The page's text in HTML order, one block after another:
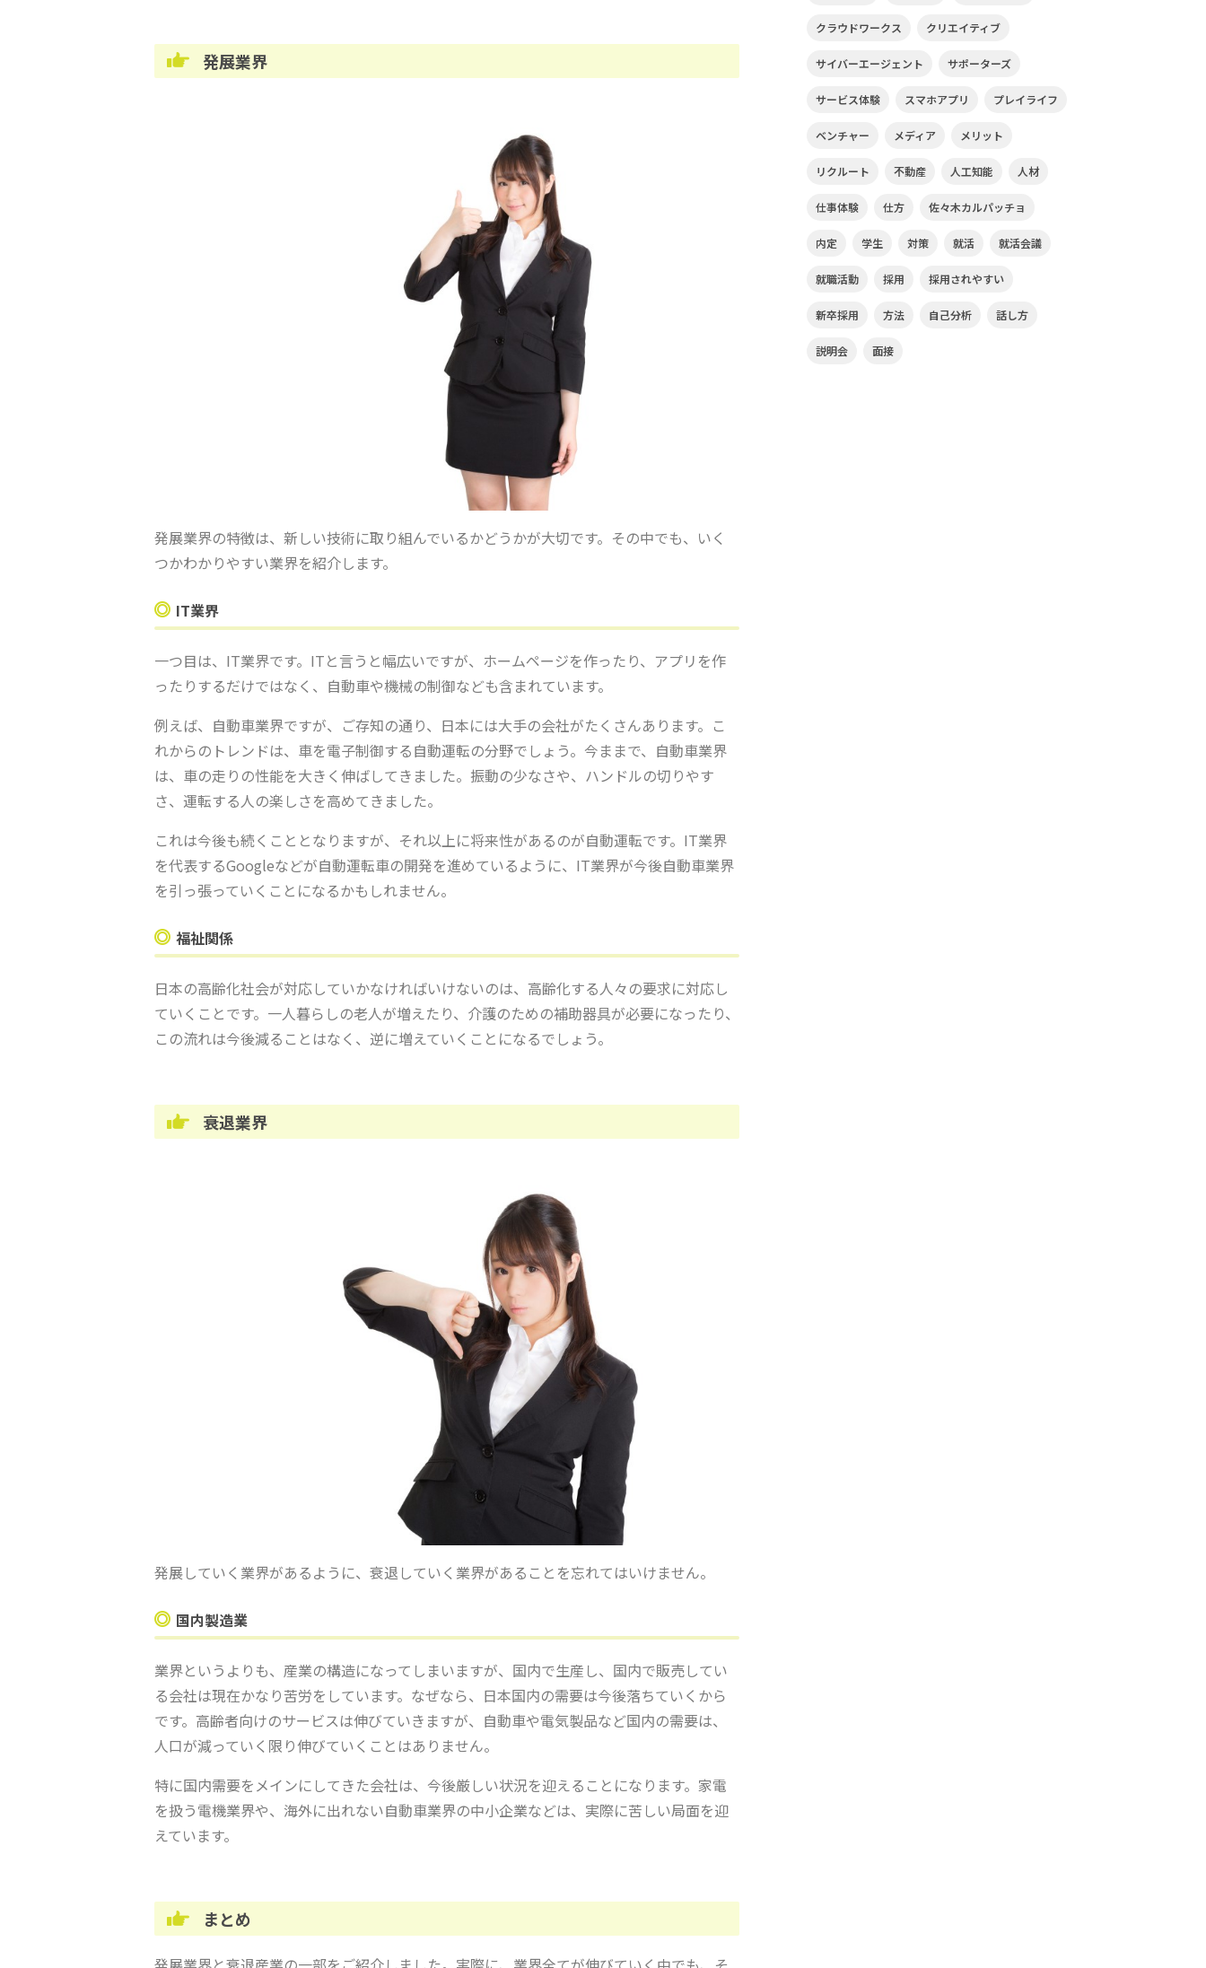
発展業界
発展業界の特徴は、新しい技術に取り組んでいるかどうかが大切です。その中でも、いく
つかわかりやすい業界を紹介します。
IT業界
一つ目は、IT業界です。ITと言うと幅広いですが、ホームページを作ったり、アプリを作
ったりするだけではなく、自動車や機械の制御なども含まれています。
例えば、自動車業界ですが、ご存知の通り、日本には大手の会社がたくさんあります。こ
れからのトレンドは、車を電子制御する自動運転の分野でしょう。今ままで、自動車業界
は、車の走りの性能を大きく伸ばしてきました。振動の少なさや、ハンドルの切りやす
さ、運転する人の楽しさを高めてきました。
これは今後も続くこととなりますが、それ以上に将来性があるのが自動運転です。IT業界
を代表するGoogleなどが自動運転車の開発を進めているように、IT業界が今後自動車業界
を引っ張っていくことになるかもしれません。
福祉関係
日本の高齢化社会が対応していかなければいけないのは、高齢化する人々の要求に対応し
ていくことです。一人暮らしの老人が増えたり、介護のための補助器具が必要になったり、
この流れは今後減ることはなく、逆に増えていくことになるでしょう。
衰退業界
発展していく業界があるように、衰退していく業界があることを忘れてはいけません。
国内製造業
業界というよりも、産業の構造になってしまいますが、国内で生産し、国内で販売してい
る会社は現在かなり苦労をしています。なぜなら、日本国内の需要は今後落ちていくから
です。高齢者向けのサービスは伸びていきますが、自動車や電気製品など国内の需要は、
人口が減っていく限り伸びていくことはありません。
特に国内需要をメインにしてきた会社は、今後厳しい状況を迎えることになります。家電
を扱う電機業界や、海外に出れない自動車業界の中小企業などは、実際に苦しい局面を迎
えています。
まとめ
クラウドワークス クリエイティブ
サイバーエージェント サポーターズ
サービス体験 スマホアプリ プレイライフ
ベンチャー メディア メリット
リクルート 不動産 人工知能 人材
仕事体験 仕方 佐々木カルパッチョ
内定 学生 対策 就活 就活会議
就職活動 採用 採用されやすい
新卒採用 方法 自己分析 話し方
説明会 面接